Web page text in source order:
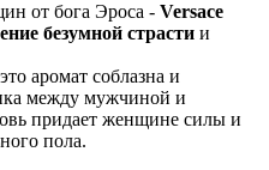
от бога Эроса - Versace
безумной страсти и
аромат соблазна и
между мужчиной и
придает женщине силы и
пола.